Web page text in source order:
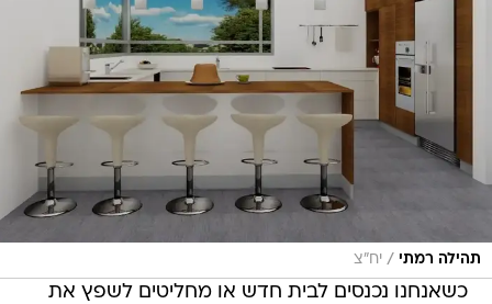
תהילה רמתי / יח"צ
כשאנחנו נכנסים לבית חדש או מחליטים לשפץ את